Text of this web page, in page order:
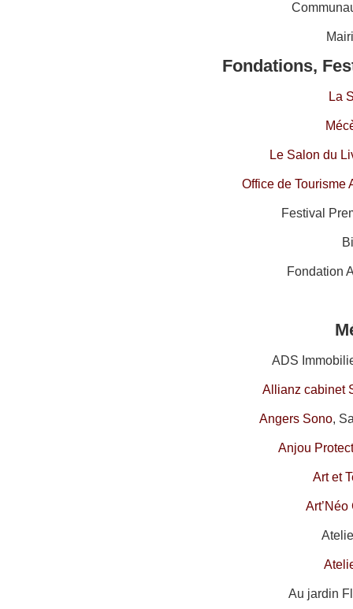
Fondations,
La
Le Salon du
Office de Tourisme
Festival
Fondation
ADS
Allianz cabinet
Angers Sono,
Anjou
Art et
Art’Néo
Au jardin